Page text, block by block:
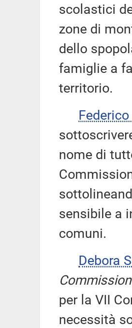
scolastici
zone di
dello
famiglie a
territorio.
nome di
sensibile a
comuni.
Debora
per la VII
necessità